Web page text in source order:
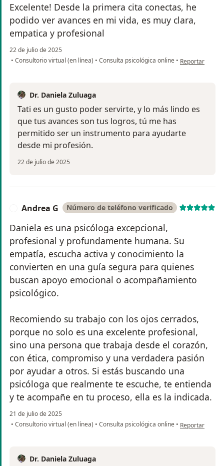
Excelente! Desde la primera cita conectas, he
podido ver avances en mi vida, es muy clara,
empatica y profesional
22 de julio de 2025
• Consultorio virtual (en línea) • Consulta psicológica online • en opinión del
Reportar
Dr. Daniela Zuluaga
Tati es un gusto poder servirte, y lo más lindo es
que tus avances son tus logros, tú me has
permitido ser un instrumento para ayudarte
desde mi profesión.
22 de julio de 2025
Andrea G Número de teléfono verificado
Daniela es una psicóloga excepcional,
profesional y profundamente humana. Su
empatía, escucha activa y conocimiento la
convierten en una guía segura para quienes
buscan apoyo emocional o acompañamiento
psicológico.
Recomiendo su trabajo con los ojos cerrados,
porque no solo es una excelente profesional,
sino una persona que trabaja desde el corazón,
con ética, compromiso y una verdadera pasión
por ayudar a otros. Si estás buscando una
psicóloga que realmente te escuche, te entienda
y te acompañe en tu proceso, ella es la indicada.
21 de julio de 2025
• Consultorio virtual (en línea) • Consulta psicológica online • en opinión del
Reportar
Dr. Daniela Zuluaga